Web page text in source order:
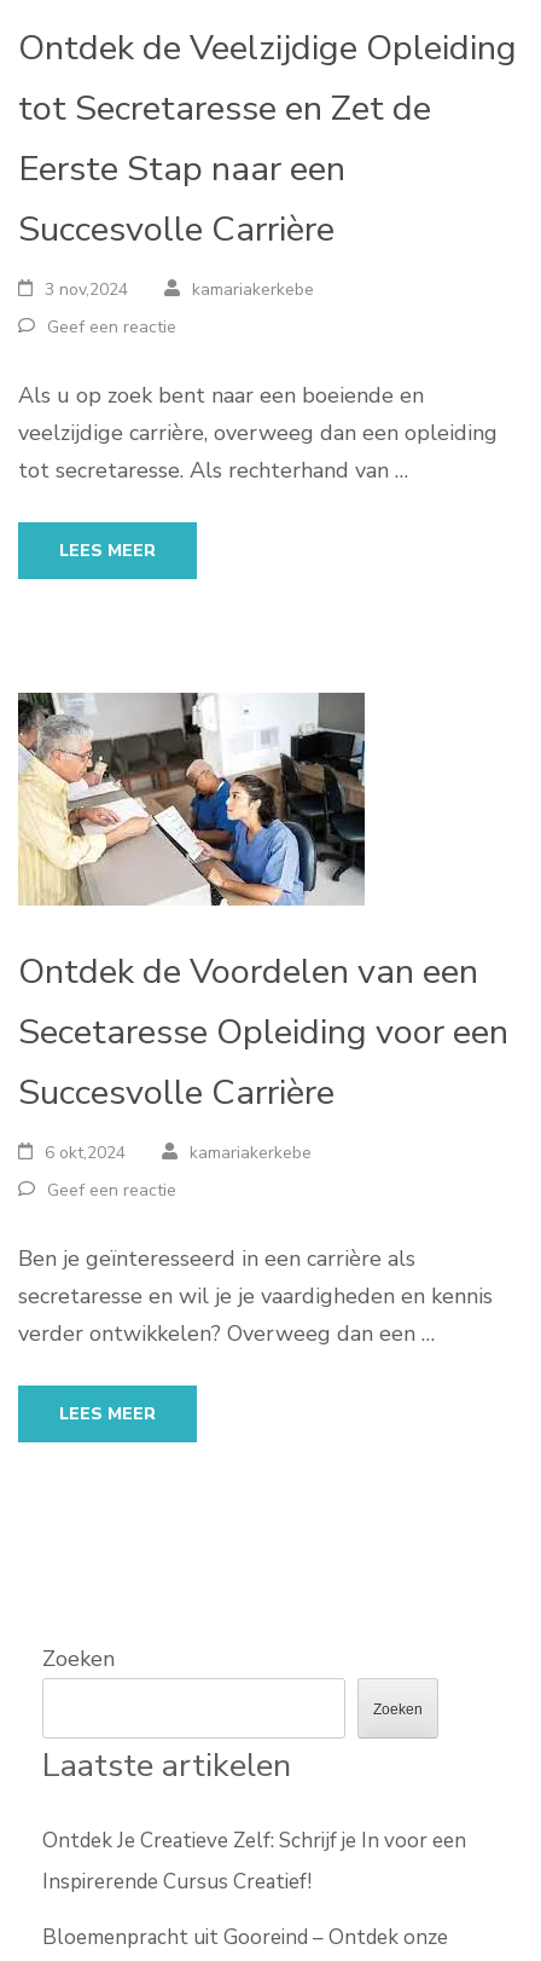
Ontdek de Veelzijdige Opleiding
tot Secretaresse en Zet de
Eerste Stap naar een
Succesvolle Carrière
3 nov,2024
kamariakerkebe
Geef een reactie
Als u op zoek bent naar een boeiende en
veelzijdige carrière, overweeg dan een opleiding
tot secretaresse. Als rechterhand van …
LEES MEER
Ontdek de Voordelen van een
Secetaresse Opleiding voor een
Succesvolle Carrière
6 okt,2024
kamariakerkebe
Geef een reactie
Ben je geïnteresseerd in een carrière als
secretaresse en wil je je vaardigheden en kennis
verder ontwikkelen? Overweeg dan een …
LEES MEER
Zoeken
Zoeken
Laatste artikelen
Ontdek Je Creatieve Zelf: Schrijf je In voor een
Inspirerende Cursus Creatief!
Bloemenpracht uit Gooreind – Ontdek onze